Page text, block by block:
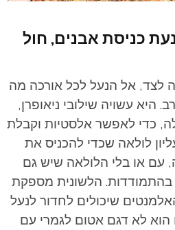
כניסת אבנים, חול
לצד, אל הנעל לכל אורכה מה
היא עשויה שילובי ניאופרן,
כדי לאפשר אלסטיות וקבלת
לולאה שכדי להכניס את
עם או בלי הלולאה שיש גם
בהתמודדות. הלשונית מספקת
שיכולים לחדור לנעל
הוא לא דגם אטום לגמרי עם